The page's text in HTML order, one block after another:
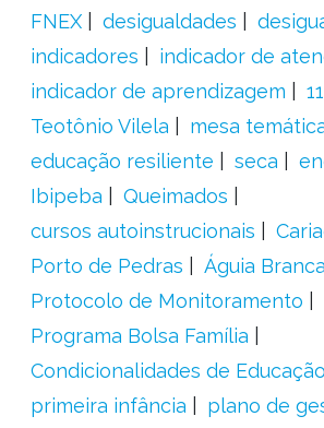
FNEX
desigualdades
indicadores
indicador de
indicador de aprendizagem
Teotônio Vilela
mesa
educação resiliente
seca
Ibipeba
Queimados
cursos autoinstrucionais
Porto de Pedras
Águia Branca
Protocolo de Monitoramento
Programa Bolsa Família
Condicionalidades de Educação
primeira infância
plano de